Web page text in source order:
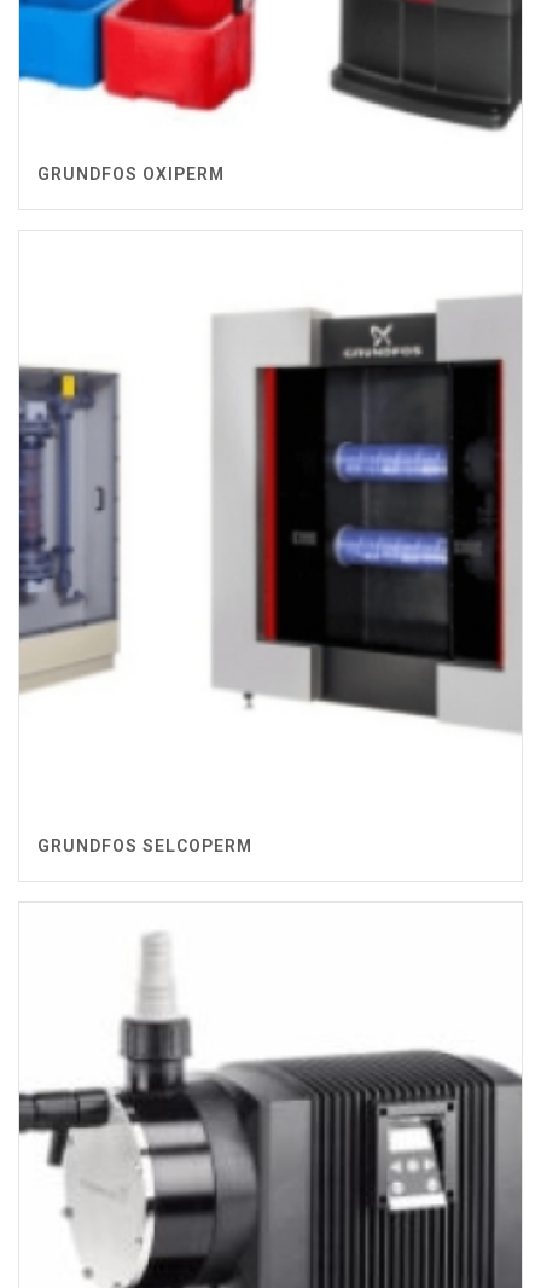
GRUNDFOS OXIPERM
GRUNDFOS SELCOPERM